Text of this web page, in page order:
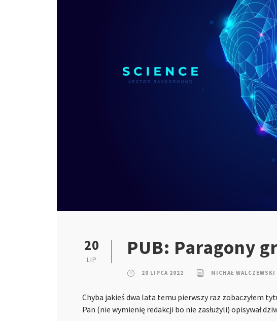
20
LIP
PUB: Paragony
20 LIPCA 2022 MICHAŁ WALCZEWSKI
Chyba jakieś dwa lata temu pierwszy raz zobaczyłem
Pan (nie wymienię redakcji bo nie zasłużyli) opisywał